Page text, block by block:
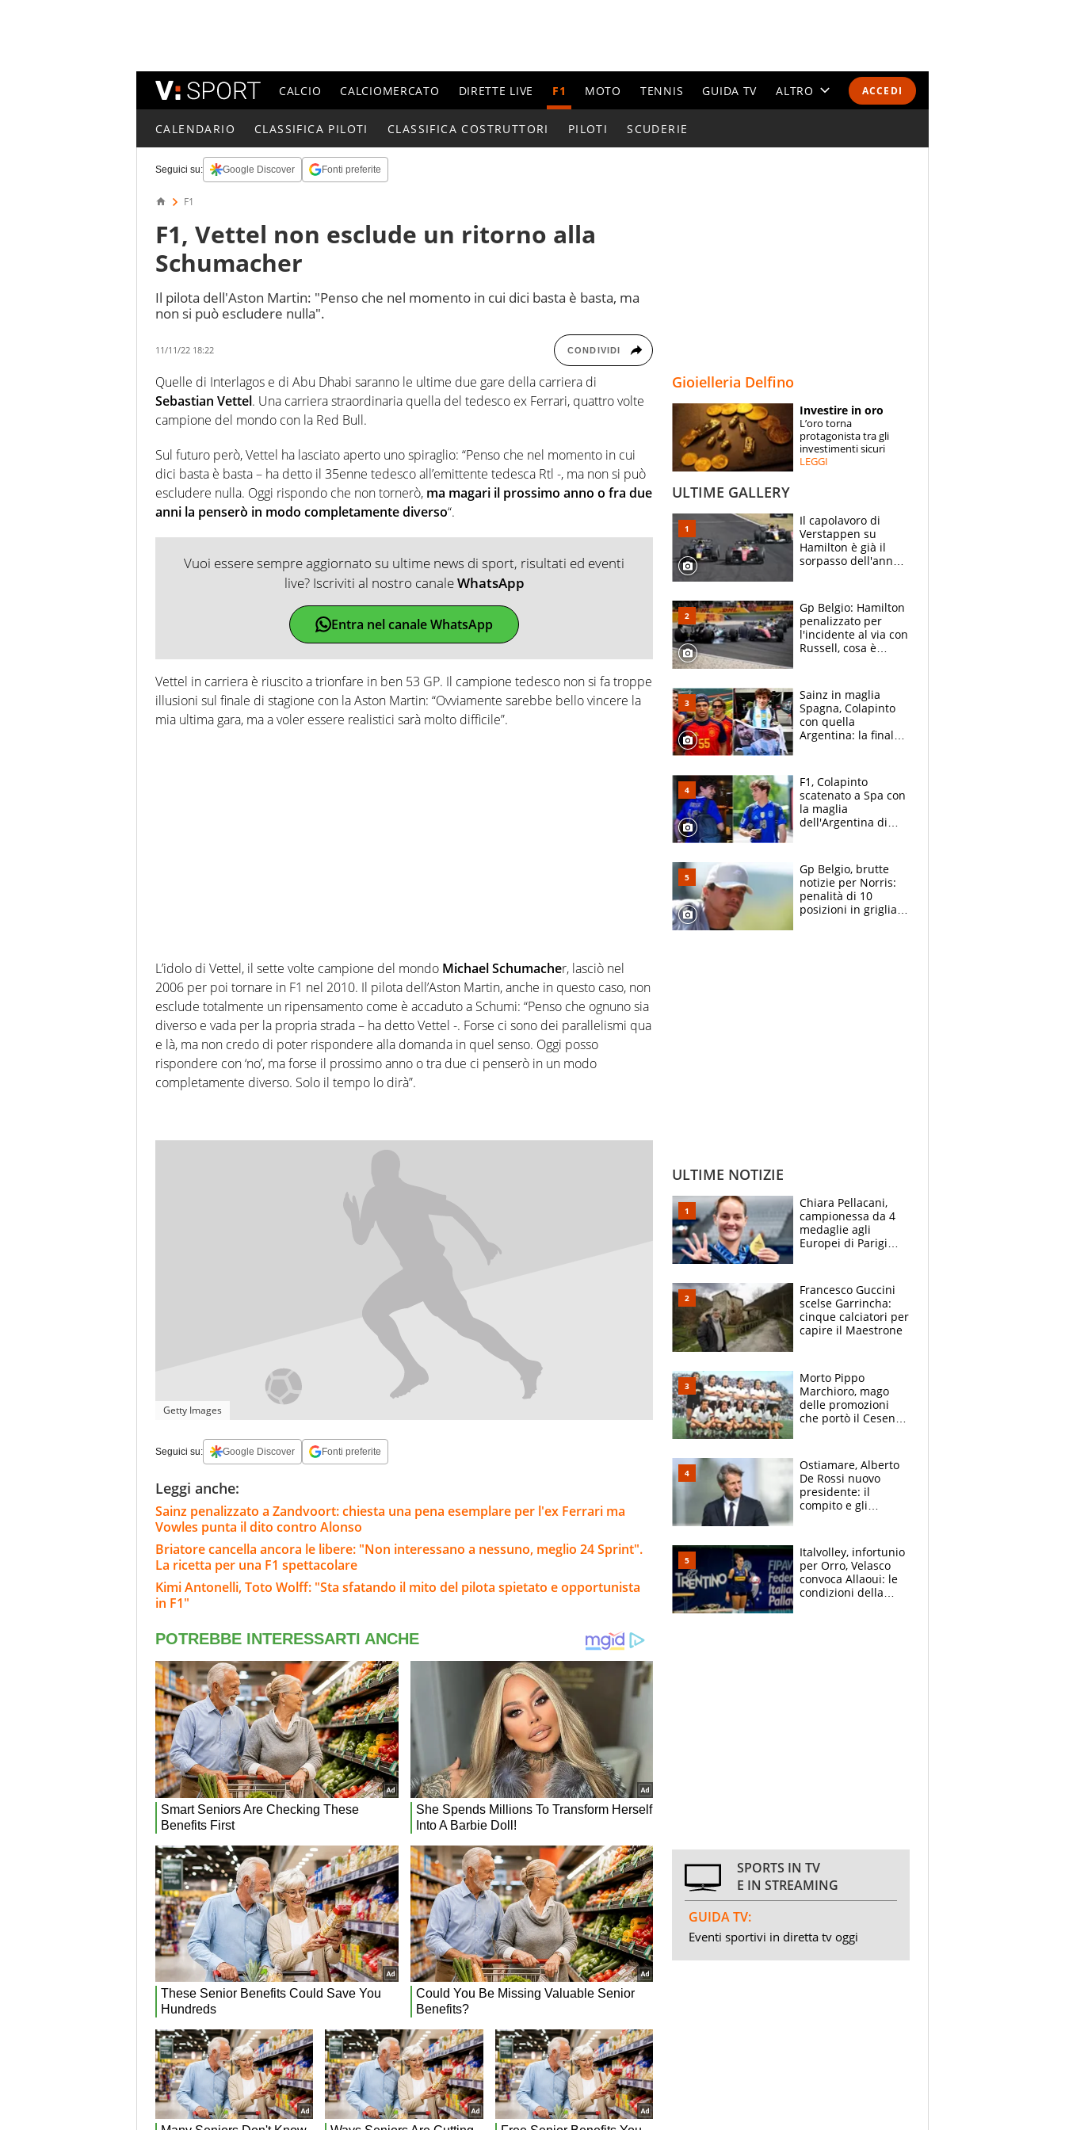
ACCEDI
CALCIO CALCIOMERCATO DIRETTE LIVE F1 MOTO TENNIS GUIDA TV ALTRO
ESPERTI
CONTATTI
CALENDARIO CLASSIFICA PILOTI CLASSIFICA COSTRUTTORI PILOTI SCUDERIE
Seguici su: Google Discover Fonti preferite
F1
F1, Vettel non esclude un ritorno alla
Schumacher
Il pilota dell'Aston Martin: "Penso che nel momento in cui dici basta è basta, ma
non si può escludere nulla".
11/11/22 18:22 CONDIVIDI
Quelle di Interlagos e di Abu Dhabi saranno le ultime due gare della carriera di
Sebastian Vettel. Una carriera straordinaria quella del tedesco ex Ferrari, quattro volte
campione del mondo con la Red Bull.
Sul futuro però, Vettel ha lasciato aperto uno spiraglio: “Penso che nel momento in cui
dici basta è basta – ha detto il 35enne tedesco all’emittente tedesca Rtl -, ma non si può
escludere nulla. Oggi rispondo che non tornerò, ma magari il prossimo anno o fra due
anni la penserò in modo completamente diverso“.
Vuoi essere sempre aggiornato su ultime news di sport, risultati ed eventi
live? Iscriviti al nostro canaleWhatsApp
Entra nel canale WhatsApp
Vettel in carriera è riuscito a trionfare in ben 53 GP. Il campione tedesco non si fa troppe
illusioni sul finale di stagione con la Aston Martin: “Ovviamente sarebbe bello vincere la
mia ultima gara, ma a voler essere realistici sarà molto difficile”.
L’idolo di Vettel, il sette volte campione del mondo Michael Schumacher, lasciò nel
2006 per poi tornare in F1 nel 2010. Il pilota dell’Aston Martin, anche in questo caso, non
esclude totalmente un ripensamento come è accaduto a Schumi: “Penso che ognuno sia
diverso e vada per la propria strada – ha detto Vettel -. Forse ci sono dei parallelismi qua
e là, ma non credo di poter rispondere alla domanda in quel senso. Oggi posso
rispondere con ‘no’, ma forse il prossimo anno o tra due ci penserò in un modo
completamente diverso. Solo il tempo lo dirà”.
Getty Images
Seguici su: Google Discover Fonti preferite
Leggi anche:
Sainz penalizzato a Zandvoort: chiesta una pena esemplare per l'ex Ferrari ma
Vowles punta il dito contro Alonso
Briatore cancella ancora le libere: "Non interessano a nessuno, meglio 24 Sprint".
La ricetta per una F1 spettacolare
Kimi Antonelli, Toto Wolff: "Sta sfatando il mito del pilota spietato e opportunista
in F1"
Gioielleria Delfino
Investire in oro
L’oro torna
protagonista tra gli
investimenti sicuri
LEGGI
ULTIME GALLERY
Il capolavoro di
Verstappen su
Hamilton è già il
sorpasso dell'anno:
2021
Gp Belgio: Hamilton
penalizzato per
l'incidente al via con
Russell, cosa è
Sainz in maglia
Spagna, Colapinto
con quella
Argentina: la finale
vede l'ora
F1, Colapinto
scatenato a Spa con
la maglia
dell'Argentina di
le parolacce"
Gp Belgio, brutte
notizie per Norris:
penalità di 10
posizioni in griglia,
ULTIME NOTIZIE
Chiara Pellacani,
campionessa da 4
medaglie agli
Europei di Parigi
giornalista, mamma
Francesca
Insegnante e il
fratello calciatore
Francesco Guccini
scelse Garrincha:
cinque calciatori per
capire il Maestrone
Morto Pippo
Marchioro, mago
delle promozioni
che portò il Cesena
di Baresi
Ostiamare, Alberto
De Rossi nuovo
presidente: il
compito e gli
Italvolley, infortunio
per Orro, Velasco
convoca Allaoui: le
condizioni della
SPORTS IN TV
E IN STREAMING
GUIDA TV:
Eventi sportivi in diretta tv oggi